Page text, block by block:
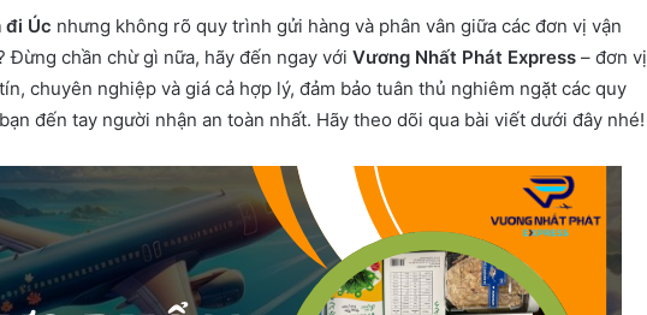
đi Úc nhưng không rõ quy trình gửi hàng và phân vân giữa các đơn vị vận
chần chừ gì nữa, hãy đến ngay với Vương Nhất Phát Express– đơn vị
chuyên nghiệp và giá cả hợp lý, đảm bảo tuân thủ nghiêm ngặt các quy
đến tay người nhận an toàn nhất. Hãy theo dõi qua bài viết dưới đây nhé!